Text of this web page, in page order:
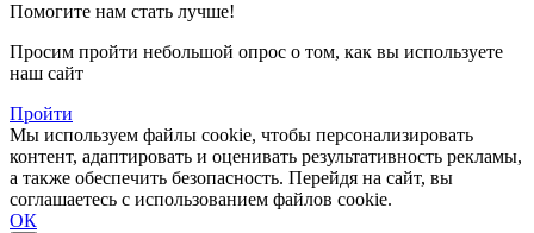
Помогите нам стать лучше!
Просим пройти небольшой опрос о том, как вы используете
наш сайт
Пройти
Мы используем файлы cookie, чтобы персонализировать
контент, адаптировать и оценивать результативность рекламы,
а также обеспечить безопасность. Перейдя на сайт, вы
соглашаетесь с использованием файлов cookie.
ОК